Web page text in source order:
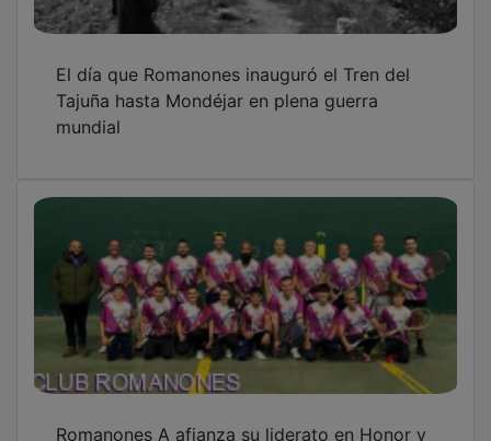
acaricia el factor cancha en la Liga Provincial
Alovera aprieta la cabeza de la Liga
Provincial de Frontenis tras la undécima
jornada